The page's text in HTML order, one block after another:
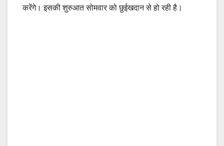
करेंगे। इसकी शुरुआत सोमवार को छुईखदान से हो रही है।